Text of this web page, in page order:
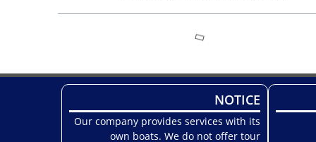
NOTICE
Our company provides services with its
own boats. We do not offer tour